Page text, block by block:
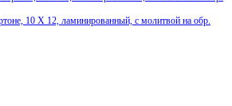
10 Х 12, ламинированный, с молитвой на обр.